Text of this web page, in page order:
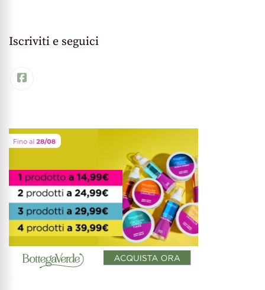
Iscriviti e seguici